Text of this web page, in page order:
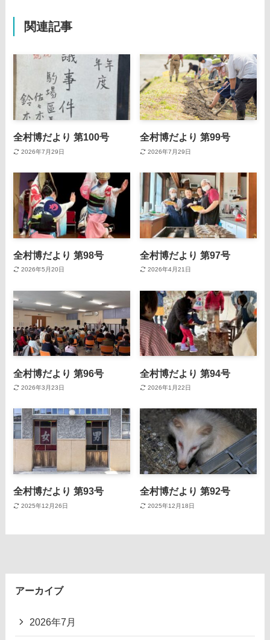
関連記事
全村博だより 第100号
2026年7月29日
全村博だより 第99号
2026年7月29日
全村博だより 第98号
2026年5月20日
全村博だより 第97号
2026年4月21日
全村博だより 第96号
2026年3月23日
全村博だより 第94号
2026年1月22日
全村博だより 第93号
2025年12月26日
全村博だより 第92号
2025年12月18日
アーカイブ
2026年7月